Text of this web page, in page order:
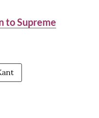
to Supreme